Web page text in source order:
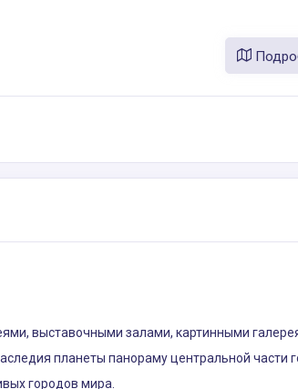
выставочными залами, картинными
планеты панораму центральной части
городов мира.